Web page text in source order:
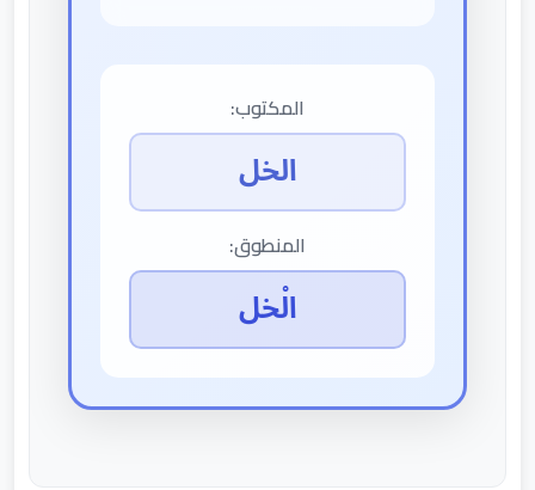
المكتوب:
الخل
المنطوق:
الْخل